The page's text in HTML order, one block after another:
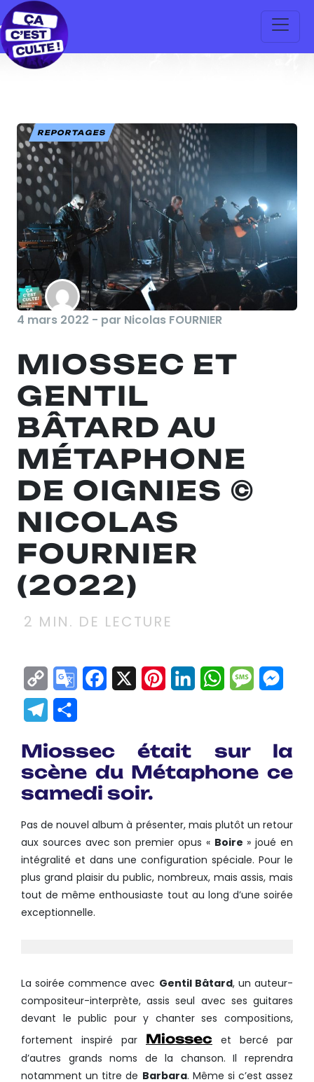
REPORTAGES
4 mars 2022 - par Nicolas FOURNIER
MIOSSEC ET
GENTIL
BÂTARD AU
MÉTAPHONE
DE OIGNIES ©
NICOLAS
FOURNIER
(2022)
2 MIN. DE LECTURE
Copy
Link
GoogleFacebook
X Pinterest
LinkedInWhatsApp
Telegram
Miossec était sur la
scène du Métaphone ce
samedi soir.
Pas de nouvel album à présenter, mais plutôt un retour
aux sources avec son premier opus « Boire » joué en
intégralité et dans une configuration spéciale. Pour le
plus grand plaisir du public, nombreux, mais assis, mais
tout de même enthousiaste tout au long d’une soirée
exceptionnelle.
La soirée commence avec Gentil Bâtard, un auteur-
compositeur-interprète, assis seul avec ses guitares
devant le public pour y chanter ses compositions,
fortement inspiré par Miossec et bercé par
d’autres grands noms de la chanson. Il reprendra
notamment un titre de Barbara. Même si c’est assez